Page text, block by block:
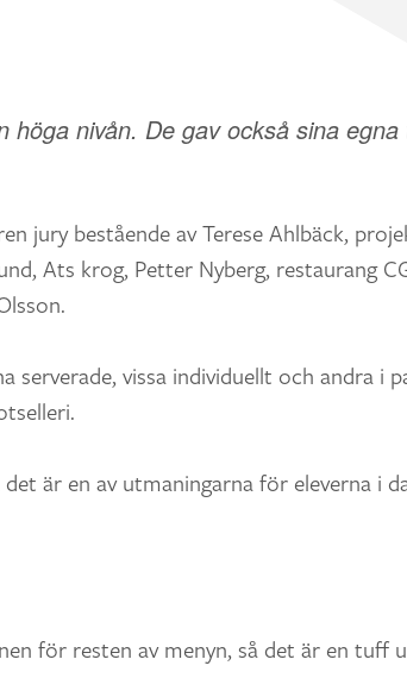
nivån. De gav också sina egna
jury bestående av Terese Ahlbäck,
Ats krog, Petter Nyberg, restaurang
vissa individuellt och andra i
är en av utmaningarna för eleverna i
för resten av menyn, så det är en tuff